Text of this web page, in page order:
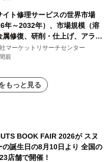
イト修理サービスの世界市場
年～2032年）、市場規模（溶
属修復、研削・仕上げ、アライ
、その他）・分析レポートを発
マーケットリサーチセンター
前
もっと見る
BOOK FAIR 2026が スヌ
の誕生日の8月10日より 全国の
店舗で開催！